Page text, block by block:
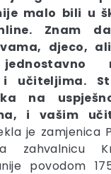
malo bili u
Znam
djeco,
učiteljima.
na
i vašim
je zamjenica
zahvalnicu
povodom